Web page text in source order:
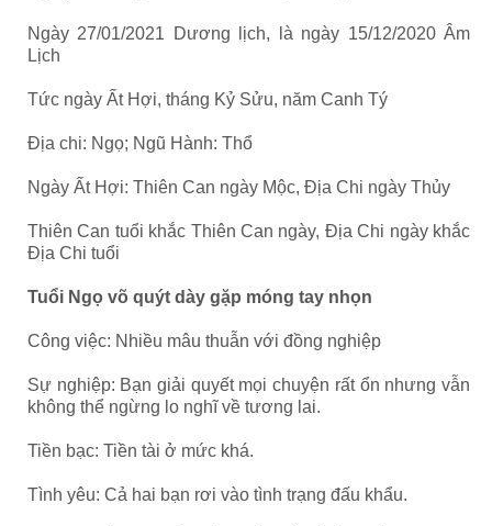
Ngày 27/01/2021 Dương lịch, là ngày 15/12/2020 Âm
Lịch
Tức ngày Ất Hợi, tháng Kỷ Sửu, năm Canh Tý
Địa chi: Ngọ; Ngũ Hành: Thổ
Ngày Ất Hợi: Thiên Can ngày Mộc, Địa Chi ngày Thủy
Thiên Can tuổi khắc Thiên Can ngày, Địa Chi ngày khắc
Địa Chi tuổi
Tuổi Ngọ võ quýt dày gặp móng tay nhọn
Công việc: Nhiều mâu thuẫn với đồng nghiệp
Sự nghiệp: Bạn giải quyết mọi chuyện rất ổn nhưng vẫn
không thể ngừng lo nghĩ về tương lai.
Tiền bạc: Tiền tài ở mức khá.
Tình yêu: Cả hai bạn rơi vào tình trạng đấu khẩu.